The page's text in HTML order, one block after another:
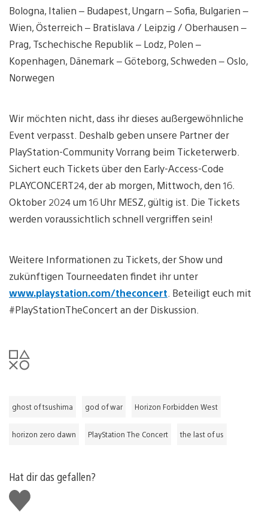
Bologna, Italien – Budapest, Ungarn – Sofia, Bulgarien –
Wien, Österreich – Bratislava / Leipzig / Oberhausen –
Prag, Tschechische Republik – Lodz, Polen –
Kopenhagen, Dänemark – Göteborg, Schweden – Oslo,
Norwegen
Wir möchten nicht, dass ihr dieses außergewöhnliche
Event verpasst. Deshalb geben unsere Partner der
PlayStation-Community Vorrang beim Ticketerwerb.
Sichert euch Tickets über den Early-Access-Code
PLAYCONCERT24, der ab morgen, Mittwoch, den 16.
Oktober 2024 um 16 Uhr MESZ, gültig ist. Die Tickets
werden voraussichtlich schnell vergriffen sein!
Weitere Informationen zu Tickets, der Show und
zukünftigen Tourneedaten findet ihr unter
www.playstation.com/theconcert . Beteiligt euch mit
#PlayStationTheConcert an der Diskussion.
ghost of tsushima god of war Horizon Forbidden West
horizon zero dawn PlayStation The Concert the last of us
Hat dir das gefallen?
Gefällt
mir